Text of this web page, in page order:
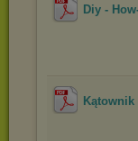
Diy -